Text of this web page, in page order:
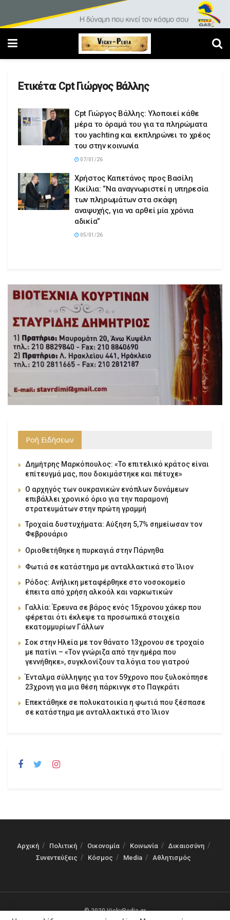
Ετικέτα: Cpt Γιώργος Βάλλης
Cpt Γιώργος Βάλλης: Υλοποιεί κάθε
μέρα το όραμά του για τα πληρώματα
του yachting και εκπληρώνει το χρέος
του στην κοινωνία
07/01/26
Χρήστος Καπετάνος προς Βασίλη
Κικίλια: “Να αναγνωριστεί η υπηρεσία
των πληρωμάτων στα σκάφη
αναψυχής, για να αρθεί μία χρόνια
αδικία”
05/01/26
Ροή Ειδήσεων
Δημήτρης Μαρκόπουλος: «Το επιτελικό κράτος είναι
επίτευγμά μας, που δοκιμάστηκε και πέτυχε»
Ο αρχηγός των ουκρανικών ενόπλων δυνάμεων
επιβάλλει χρονικό όριο για την παραμονή
στρατευμάτων στην πρώτη γραμμή
Τροχαία δυστυχήματα: Αύξηση 5,7% σημείωσαν τον
Φεβρουάριο
Οριοθετήθηκε η πυρκαγιά στην Πάρνηθα
Φωτιά σε κατάστημα με ανταλλακτικά στο Ίλιον
Ρόδος: Ανήλικη μεταφέρθηκε στο νοσοκομείο
έπειτα από χρήση αλκοόλ και ναρκωτικών
Γαλλία: Έρευνα σε βάρος ενός 15χρονου χάκερ που
φέρεται ότι έκλεψε τα προσωπικά στοιχεία
εκατομμυρίων Γάλλων
Σοκ στην Ηλεία με τον θάνατο 13χρονου σε τροχαίο
με πατίνι – «Τον γνώριζα από την ημέρα που
γεννήθηκε», συγκλονίζουν τα λόγια του γιατρού
Ένταλμα σύλληψης για τον 59χρονο που ξυλοκόπησε
23χρονη για μια θέση πάρκινγκ στο Παγκράτι
Επεκτάθηκε σε πολυκατοικία η φωτιά που ξέσπασε
σε κατάστημα με ανταλλακτικά στο Ίλιον
Αρχική Πολιτική Οικονομία Κοινωνία
Δικαιοσύνη
Συνεντεύξεις
Κόσμος Media Αθλητισμός
© 2020 VickyPedia.gr